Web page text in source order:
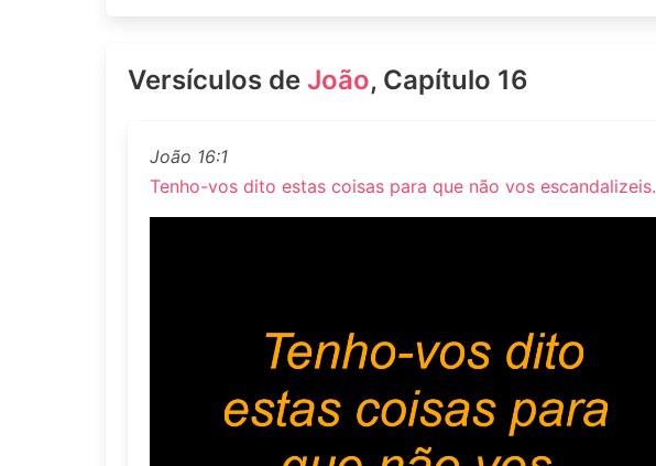
Versículos de João, Capítulo 16
João 16:1
Tenho-vos dito estas coisas para que não vos escandalizeis.